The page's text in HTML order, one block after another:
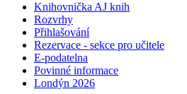
Knihovnička AJ knih
Rozvrhy
Přihlašování
Rezervace - sekce pro učitele
E-podatelna
Povinné informace
Londýn 2026